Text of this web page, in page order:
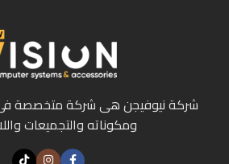
شركة نيوفيجن هى شركة متخصصة فى
ومكوناته والتجميعات